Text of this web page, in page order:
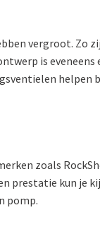
vergroot. Zo
is eveneens
helpen
zoals
prestatie kun je
pomp.